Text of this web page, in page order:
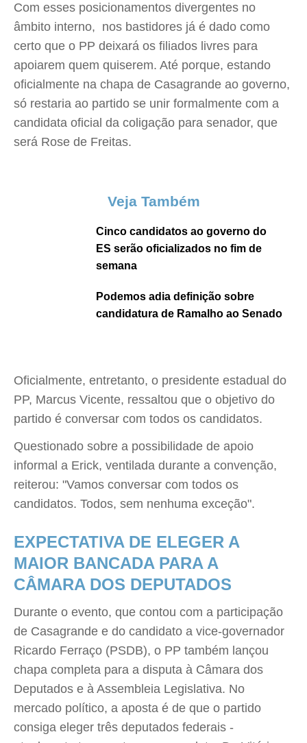
Com esses posicionamentos divergentes no
âmbito interno, nos bastidores já é dado como
certo que o PP deixará os filiados livres para
apoiarem quem quiserem. Até porque, estando
oficialmente na chapa de Casagrande ao governo,
só restaria ao partido se unir formalmente com a
candidata oficial da coligação para senador, que
será Rose de Freitas.
Veja Também
Cinco candidatos ao governo do
ES serão oficializados no fim de
semana
Podemos adia definição sobre
candidatura de Ramalho ao Senado
Oficialmente, entretanto, o presidente estadual do
PP, Marcus Vicente, ressaltou que o objetivo do
partido é conversar com todos os candidatos.
Questionado sobre a possibilidade de apoio
informal a Erick, ventilada durante a convenção,
reiterou: "Vamos conversar com todos os
candidatos. Todos, sem nenhuma exceção".
EXPECTATIVA DE ELEGER A
MAIOR BANCADA PARA A
CÂMARA DOS DEPUTADOS
Durante o evento, que contou com a participação
de Casagrande e do candidato a vice-governador
Ricardo Ferraço (PSDB), o PP também lançou
chapa completa para a disputa à Câmara dos
Deputados e à Assembleia Legislativa. No
mercado político, a aposta é de que o partido
consiga eleger três deputados federais -